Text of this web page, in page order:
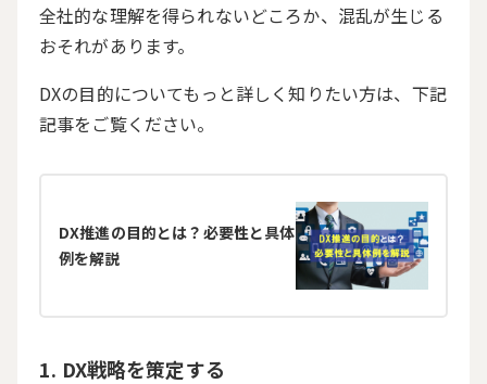
全社的な理解を得られないどころか、混乱が生じる
おそれがあります。
DXの目的についてもっと詳しく知りたい方は、下記
記事をご覧ください。
DX推進の目的とは？必要性と具体
例を解説
DX戦略を策定する